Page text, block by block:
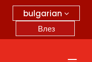
bulgarian
Влез